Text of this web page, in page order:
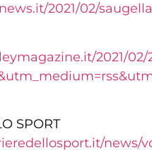
2021/02/
2021/
SPORT
news/